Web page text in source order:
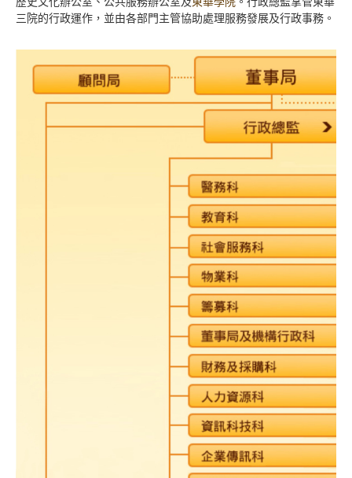
三院的行政運作，並由各部門主管協助處理服務發展及行政事務。